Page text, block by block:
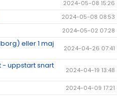
2024-05-08 15:26
2024-05-08 08:53
2024-05-02 07:28
eller 1 maj
2024-04-26 07:41
- uppstart snart
2024-04-19 13:48
2024-04-09 17:21